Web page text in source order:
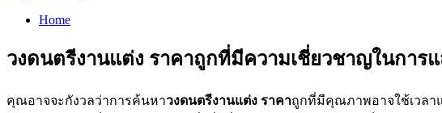
Home
วงดนตรีงานแต่ง ราคาถูกที่มีความเชี่ยวชาญในการ
คุณอาจจะกังวลว่าการค้นหาวงดนตรีงานแต่ง ราคาถูกที่มีคุณภาพอาจใช้เวลา